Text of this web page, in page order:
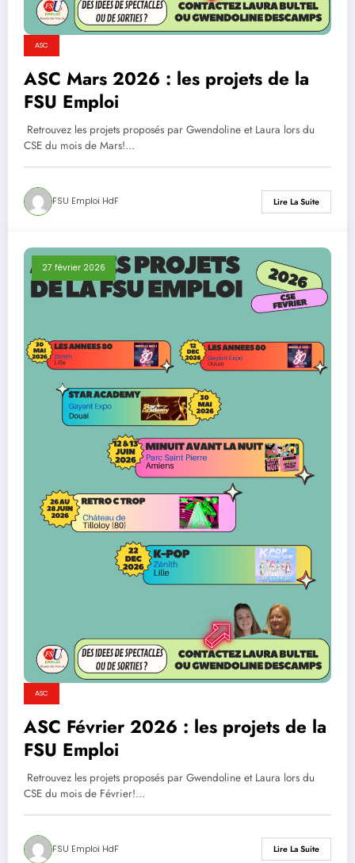
ASC
ASC Mars 2026 : les projets de la
FSU Emploi
Retrouvez les projets proposés par Gwendoline et Laura lors du
CSE du mois de Mars!…
FSU Emploi HdF Lire La Suite
27 février 2026
ASC
ASC Février 2026 : les projets de la
FSU Emploi
Retrouvez les projets proposés par Gwendoline et Laura lors du
CSE du mois de Février!…
FSU Emploi HdF Lire La Suite